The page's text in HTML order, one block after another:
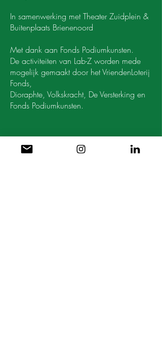
In samenwerking met Theater Zuidplein &
Buitenplaats Brienenoord
Met dank aan Fonds Podiumkunsten.
De activiteiten van Lab-Z worden mede
mogelijk gemaakt door het VriendenLoterij
Fonds,
Dioraphte, Volkskracht, De Versterking en
Fonds Podiumkunsten.⁠